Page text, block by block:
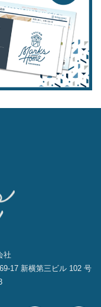
社
新横第三ビル 102 号